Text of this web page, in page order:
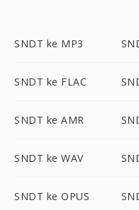
SNDT ke MP3
SNDT ke FLAC
SNDT ke AMR
SNDT ke WAV
SNDT ke OPUS